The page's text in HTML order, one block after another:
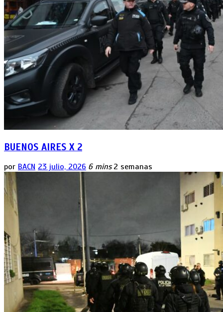
BUENOS AIRES X 2
por BACN 23 julio, 2026 6 mins 2 semanas